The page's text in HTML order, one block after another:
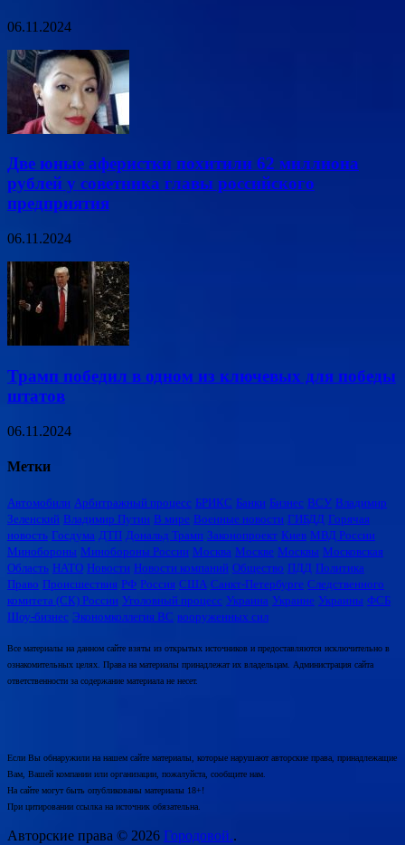
06.11.2024
Две юные аферистки похитили 62 миллиона
рублей у советника главы российского
предприятия
06.11.2024
Трамп победил в одном из ключевых для победы
штатов
06.11.2024
Метки
Автомобили Арбитражный процесс БРИКС Банки Бизнес ВСУ Владимир
Зеленский Владимир Путин В мире Военные новости ГИБДД Горячая
новость Госдума ДТП Дональд Трамп Законопроект Киев МВД России
Минобороны Минобороны России Москва Москве Москвы Московская
Область НАТО Новости Новости компаний Общество ПДД Политика
Право Происшествия РФ Россия США Санкт-Петербурге Следственного
комитета (СК) России Уголовный процесс Украина Украине Украины ФСБ
Шоу-бизнес Экономколлегия ВС вооруженных сил
Все материалы на данном сайте взяты из открытых источников и предоставляются исключительно в
ознакомительных целях. Права на материалы принадлежат их владельцам. Администрация сайта
ответственности за содержание материала не несет.
Если Вы обнаружили на нашем сайте материалы, которые нарушают авторские права, принадлежащие
Вам, Вашей компании или организации, пожалуйста, сообщите нам.
На сайте могут быть опубликованы материалы 18+!
При цитировании ссылка на источник обязательна.
Авторские права © 2026 Городовой..